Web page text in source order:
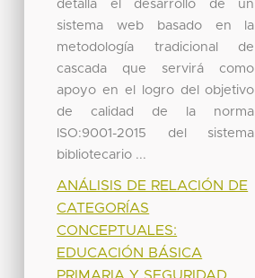
detalla el desarrollo de un
sistema web basado en la
metodología tradicional de
cascada que servirá como
apoyo en el logro del objetivo
de calidad de la norma
ISO:9001-2015 del sistema
bibliotecario ...
ANÁLISIS DE RELACIÓN DE
CATEGORÍAS
CONCEPTUALES:
EDUCACIÓN BÁSICA
PRIMARIA Y SEGURIDAD